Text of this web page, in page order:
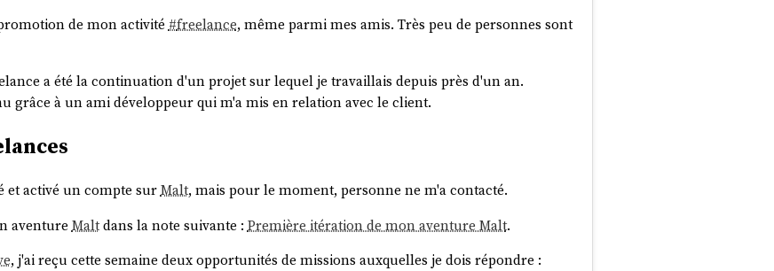
de mon activité #freelance, même parmi mes amis. Très peu de personnes sont
a été la continuation d'un projet sur lequel je travaillais depuis près d'un an.
grâce à un ami développeur qui m'a mis en relation avec le client.
et activé un compte surMalt, mais pour le moment, personne ne m'a contacté.
aventure Maltdans la note suivante : Première itération de mon aventure Malt.
, j'ai reçu cette semaine deux opportunités de missions auxquelles je dois répondre :